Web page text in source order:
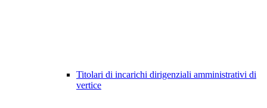
Titolari di incarichi dirigenziali amministrativi di
vertice